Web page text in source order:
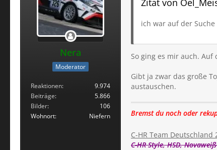
Nera
Moderator
Reaktionen
9.974
Beiträge
5.866
Bilder
106
Wohnort
Niefern
ich war auf der
So ging es mir auch.
Gibt ja zwar das große
austauschen.
Bremst du noch oder
C-HR Team Deutschland
C-HR Style, HSD,